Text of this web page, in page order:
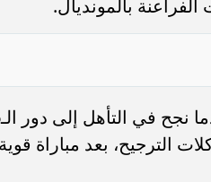
الترجيح، بعد مباراة